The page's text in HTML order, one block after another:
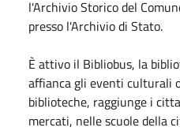
l'Archivio Storico del
presso l'Archivio di Stato. ​
È attivo il Bibliobus, la
affianca gli eventi culturali
biblioteche, raggiunge i
mercati, nelle scuole della